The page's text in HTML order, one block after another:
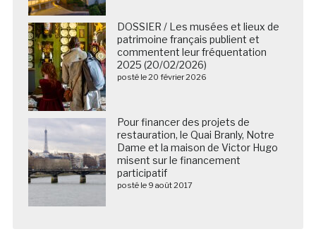
DOSSIER / Les musées et lieux de
patrimoine français publient et
commentent leur fréquentation
2025 (20/02/2026)
posté le 20 février 2026
Pour financer des projets de
restauration, le Quai Branly, Notre
Dame et la maison de Victor Hugo
misent sur le financement
participatif
posté le 9 août 2017